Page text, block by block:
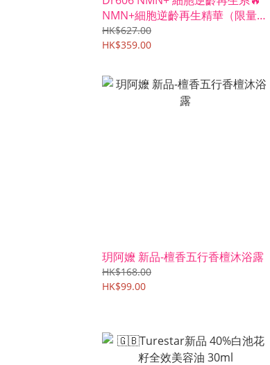
NMN+細胞逆齡再生精華（限量
600套優惠）
HK$627.00
HK$359.00
玥阿嬤 新品-檀香五行香檀沐浴露
HK$168.00
HK$99.00